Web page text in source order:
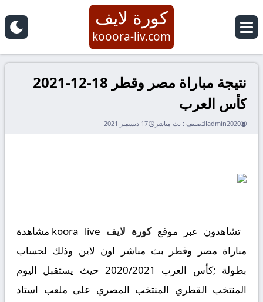
كورة لايف
kooora-liv.com
نتيجة مباراة مصر وقطر 18-12-2021
كأس العرب
admin2020التصنيف : بث مباشر 17 ديسمبر 2021
تشاهدون عبر موقعكورة لايف
koora live مشاهدة
مباراة مصر وقطر بث مباشر اون لاين وذلك لحساب
بطولة ;كأس العرب 2020/2021 حيث يستقبل اليوم
المنتخب القطري المنتخب المصري على ملعب استاد